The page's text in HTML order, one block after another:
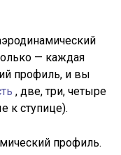
— каждая
профиль, и вы
, две, три, четыре
к ступице).
профиль.